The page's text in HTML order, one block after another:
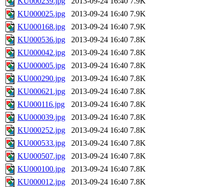
KU000025.jpg
2013-09-24 16:40 7.9K
KU000168.jpg
2013-09-24 16:40 7.9K
KU000536.jpg
2013-09-24 16:40 7.8K
KU000042.jpg
2013-09-24 16:40 7.8K
KU000005.jpg
2013-09-24 16:40 7.8K
KU000290.jpg
2013-09-24 16:40 7.8K
KU000621.jpg
2013-09-24 16:40 7.8K
KU000116.jpg
2013-09-24 16:40 7.8K
KU000039.jpg
2013-09-24 16:40 7.8K
KU000252.jpg
2013-09-24 16:40 7.8K
KU000533.jpg
2013-09-24 16:40 7.8K
KU000507.jpg
2013-09-24 16:40 7.8K
KU000100.jpg
2013-09-24 16:40 7.8K
KU000012.jpg
2013-09-24 16:40 7.8K